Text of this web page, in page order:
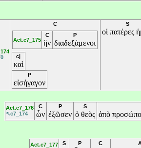
C
Act.c7_175
C
ἣν
P
διαδεξάμενοι
cj
καὶ
P
εἰσήγαγον
S
οἱ πατέρες
Act.c7_176
↖c7_174
C
ὧν
P
ἐξῶσεν
S
ὁ θεὸς ἀπὸ
Act.c7_177
S P C